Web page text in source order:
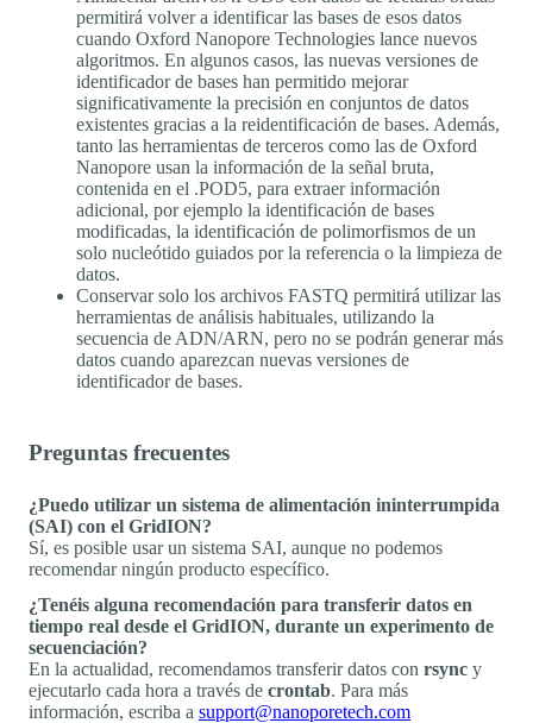
permitirá volver a identificar las bases de esos datos
cuando Oxford Nanopore Technologies lance nuevos
algoritmos. En algunos casos, las nuevas versiones de
identificador de bases han permitido mejorar
significativamente la precisión en conjuntos de datos
existentes gracias a la reidentificación de bases. Además,
tanto las herramientas de terceros como las de Oxford
Nanopore usan la información de la señal bruta,
contenida en el .POD5, para extraer información
adicional, por ejemplo la identificación de bases
modificadas, la identificación de polimorfismos de un
solo nucleótido guiados por la referencia o la limpieza de
datos.
Conservar solo los archivos FASTQ permitirá utilizar las
herramientas de análisis habituales, utilizando la
secuencia de ADN/ARN, pero no se podrán generar más
datos cuando aparezcan nuevas versiones de
identificador de bases.
Preguntas frecuentes
¿Puedo utilizar un sistema de alimentación ininterrumpida
(SAI) con el GridION?
Sí, es posible usar un sistema SAI, aunque no podemos
recomendar ningún producto específico.
¿Tenéis alguna recomendación para transferir datos en
tiempo real desde el GridION, durante un experimento de
secuenciación?
En la actualidad, recomendamos transferir datos con rsync y
ejecutarlo cada hora a través de crontab. Para más
información, escriba a support@nanoporetech.com